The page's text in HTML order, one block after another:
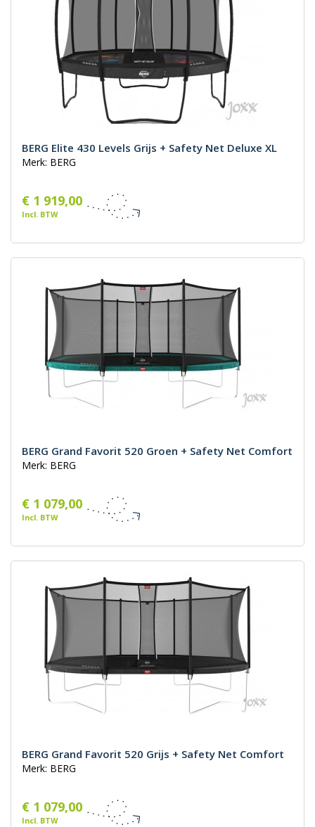
BERG Elite 430 Levels Grijs + Safety Net Deluxe XL
Merk: BERG
€ 1 919,00
Incl. BTW
BERG Grand Favorit 520 Groen + Safety Net Comfort
Merk: BERG
€ 1 079,00
Incl. BTW
BERG Grand Favorit 520 Grijs + Safety Net Comfort
Merk: BERG
€ 1 079,00
Incl. BTW